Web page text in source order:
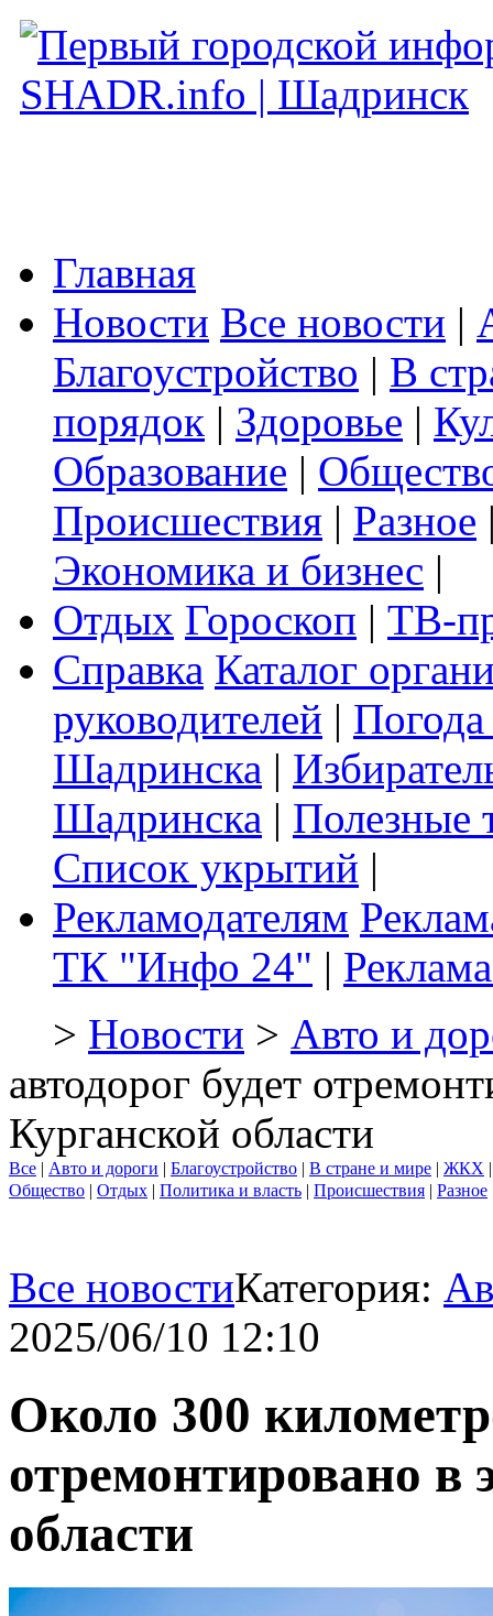
Главная
Новости Все новости |
Благоустройство | В
порядок | Здоровье |
Образование |
Происшествия | Разное
Экономика и бизнес |
Отдых Гороскоп | ТВ-
Справка Каталог
руководителей |
Шадринска |
Шадринска | Полезные
Список укрытий |
Рекламодателям
ТК "Инфо 24" |
> Новости > Авто и
автодорог будет
Курганской области
Все | Авто и дороги | Благоустройство | В стране и мире | ЖКХ
Общество | Отдых | Политика и власть | Происшествия | Разное
Все новостиКатегория:
2025/06/10 12:10
Около 300
отремонтировано в
области